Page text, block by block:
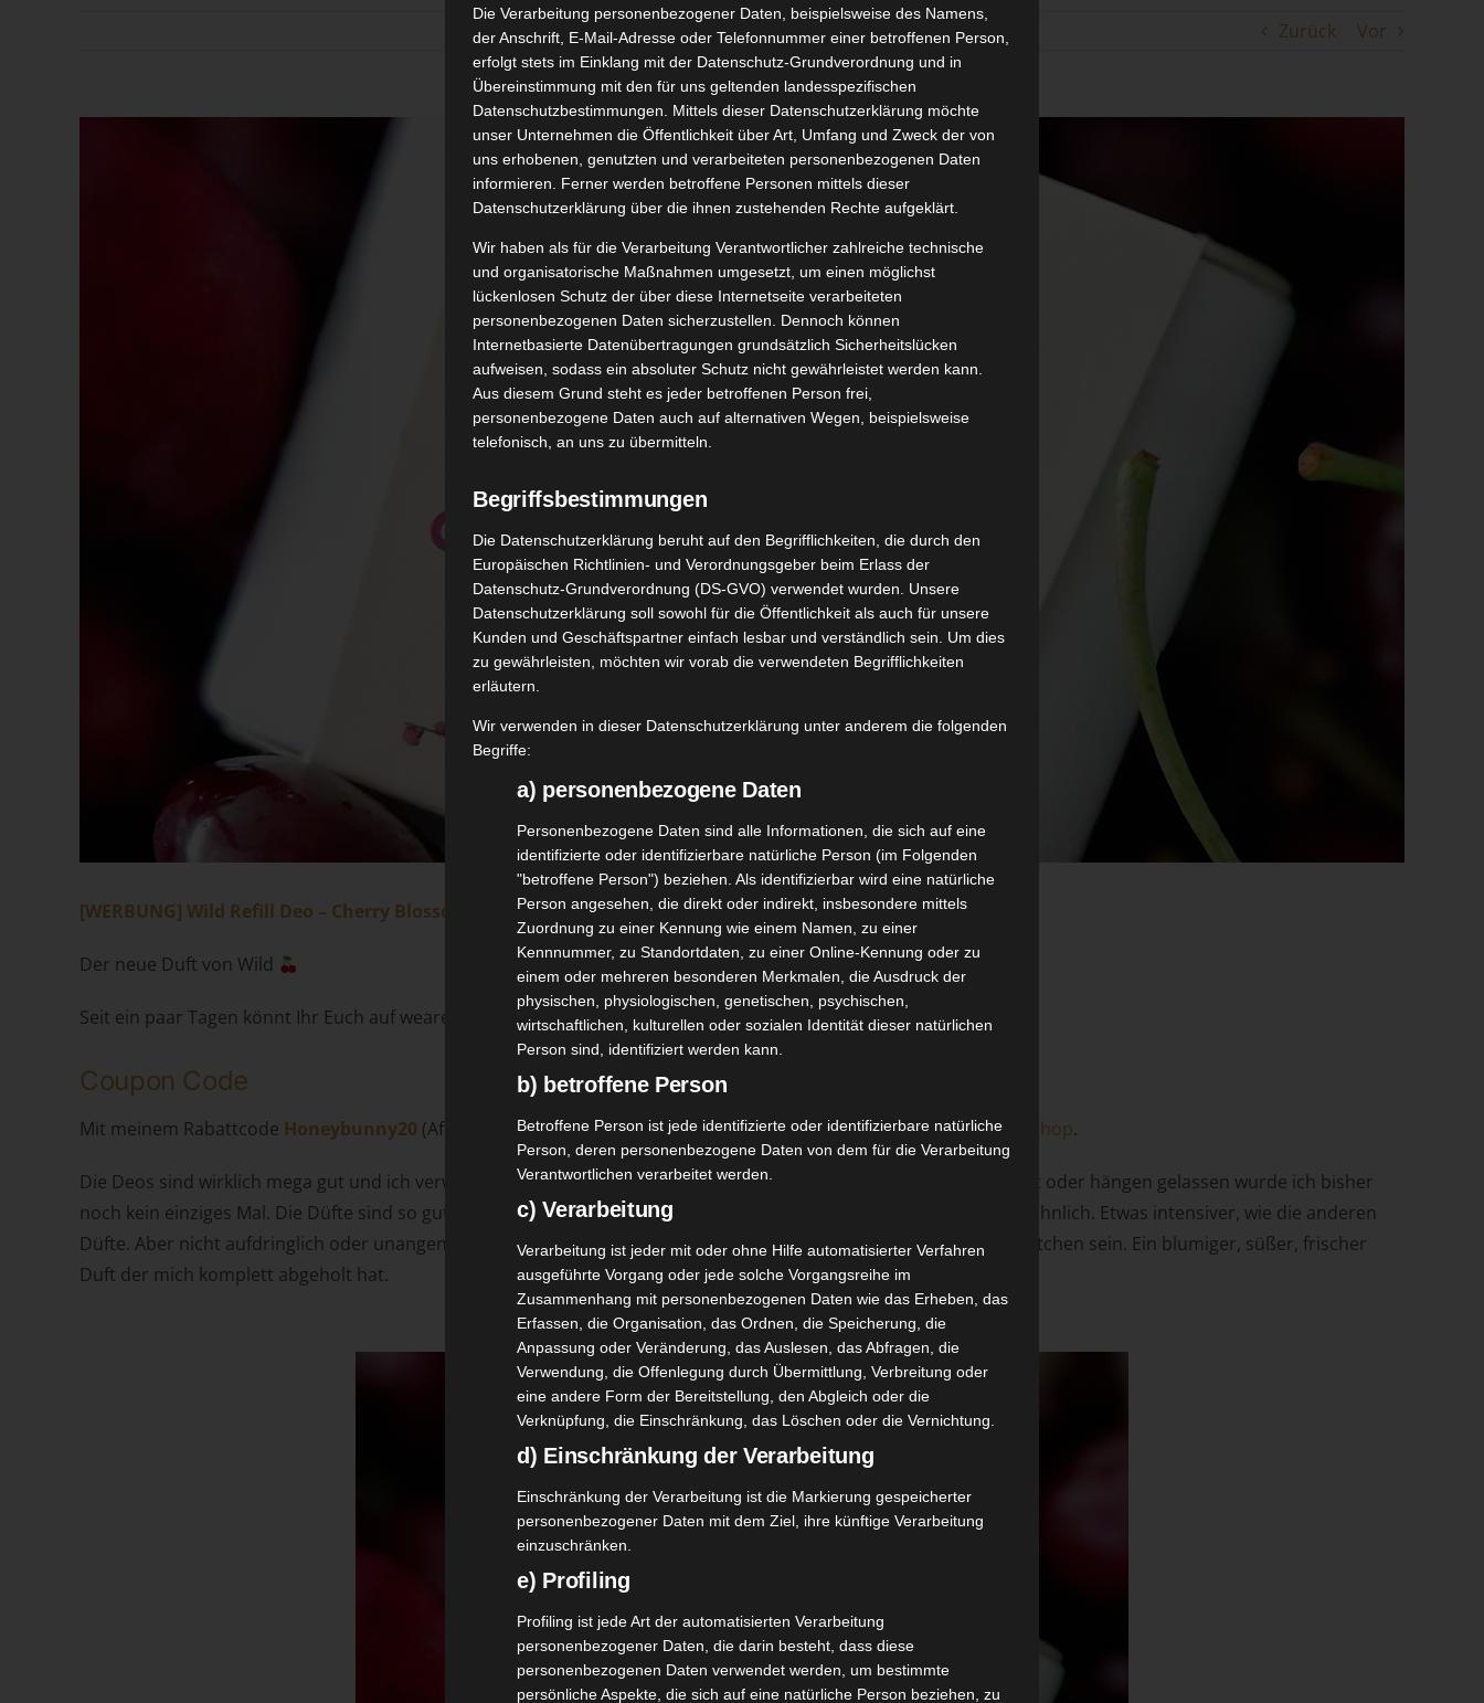
Zurück Vor
[WERBUNG] Wild Refill Deo – Cherry Blossom
Der neue Duft von Wild
Seit ein paar Tagen könnt Ihr Euch auf wearewild.com den neuen Duft Cherry Blossom ergattern.
Coupon Code
Mit meinem Rabattcode Honeybunny20 (Affiliate Link) spart Ihr auf Eure gesamte Bestellung20%quer durch den Shop.
Die Deos sind wirklich mega gut und ich verwende sie die letzten Monate ausschließlich, auch auf Arbeit. Enttäuscht oder hängen gelassen wurde ich bisher
noch kein einziges Mal. Die Düfte sind so gut, ich liebe ja das Ocean Mist. Aber Cherry Blossom ist schon außergewöhnlich. Etwas intensiver, wie die anderen
Düfte. Aber nicht aufdringlich oder unangenehm. Ich finde gerade im Sommer darf es ruhig mal etwas mehr an Düftchen sein. Ein blumiger, süßer, frischer
Duft der mich komplett abgeholt hat.
Die Verarbeitung personenbezogener Daten, beispielsweise des Namens,
der Anschrift, E-Mail-Adresse oder Telefonnummer einer betroffenen Person,
erfolgt stets im Einklang mit der Datenschutz-Grundverordnung und in
Übereinstimmung mit den für uns geltenden landesspezifischen
Datenschutzbestimmungen. Mittels dieser Datenschutzerklärung möchte
unser Unternehmen die Öffentlichkeit über Art, Umfang und Zweck der von
uns erhobenen, genutzten und verarbeiteten personenbezogenen Daten
informieren. Ferner werden betroffene Personen mittels dieser
Datenschutzerklärung über die ihnen zustehenden Rechte aufgeklärt.
Wir haben als für die Verarbeitung Verantwortlicher zahlreiche technische
und organisatorische Maßnahmen umgesetzt, um einen möglichst
lückenlosen Schutz der über diese Internetseite verarbeiteten
personenbezogenen Daten sicherzustellen. Dennoch können
Internetbasierte Datenübertragungen grundsätzlich Sicherheitslücken
aufweisen, sodass ein absoluter Schutz nicht gewährleistet werden kann.
Aus diesem Grund steht es jeder betroffenen Person frei,
personenbezogene Daten auch auf alternativen Wegen, beispielsweise
telefonisch, an uns zu übermitteln.
Begriffsbestimmungen
Die Datenschutzerklärung beruht auf den Begrifflichkeiten, die durch den
Europäischen Richtlinien- und Verordnungsgeber beim Erlass der
Datenschutz-Grundverordnung (DS-GVO) verwendet wurden. Unsere
Datenschutzerklärung soll sowohl für die Öffentlichkeit als auch für unsere
Kunden und Geschäftspartner einfach lesbar und verständlich sein. Um dies
zu gewährleisten, möchten wir vorab die verwendeten Begrifflichkeiten
erläutern.
Wir verwenden in dieser Datenschutzerklärung unter anderem die folgenden
Begriffe:
a) personenbezogene Daten
Personenbezogene Daten sind alle Informationen, die sich auf eine
identifizierte oder identifizierbare natürliche Person (im Folgenden
"betroffene Person") beziehen. Als identifizierbar wird eine natürliche
Person angesehen, die direkt oder indirekt, insbesondere mittels
Zuordnung zu einer Kennung wie einem Namen, zu einer
Kennnummer, zu Standortdaten, zu einer Online-Kennung oder zu
einem oder mehreren besonderen Merkmalen, die Ausdruck der
physischen, physiologischen, genetischen, psychischen,
wirtschaftlichen, kulturellen oder sozialen Identität dieser natürlichen
Person sind, identifiziert werden kann.
b) betroffene Person
Betroffene Person ist jede identifizierte oder identifizierbare natürliche
Person, deren personenbezogene Daten von dem für die Verarbeitung
Verantwortlichen verarbeitet werden.
c) Verarbeitung
Verarbeitung ist jeder mit oder ohne Hilfe automatisierter Verfahren
ausgeführte Vorgang oder jede solche Vorgangsreihe im
Zusammenhang mit personenbezogenen Daten wie das Erheben, das
Erfassen, die Organisation, das Ordnen, die Speicherung, die
Anpassung oder Veränderung, das Auslesen, das Abfragen, die
Verwendung, die Offenlegung durch Übermittlung, Verbreitung oder
eine andere Form der Bereitstellung, den Abgleich oder die
Verknüpfung, die Einschränkung, das Löschen oder die Vernichtung.
d) Einschränkung der Verarbeitung
Einschränkung der Verarbeitung ist die Markierung gespeicherter
personenbezogener Daten mit dem Ziel, ihre künftige Verarbeitung
einzuschränken.
e) Profiling
Profiling ist jede Art der automatisierten Verarbeitung
personenbezogener Daten, die darin besteht, dass diese
personenbezogenen Daten verwendet werden, um bestimmte
persönliche Aspekte, die sich auf eine natürliche Person beziehen, zu